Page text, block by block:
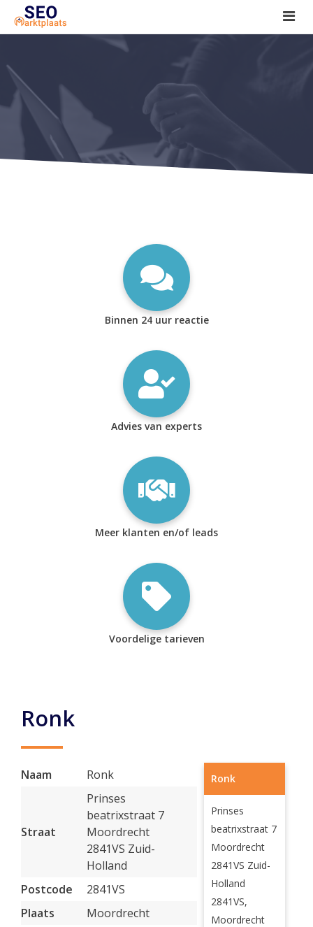
SEO tools reviews
Marketeer bij jou in de buurt?
Offerte
1. Seo voor beginners +
2. Onderzoeken +
Binnen 24 uur reactie
Advies van experts
Meer klanten en/of leads
Voordelige tarieven
Ronk
Naam Ronk
Straat
Prinses
beatrixstraat 7
Moordrecht
2841VS Zuid-
Holland
Postcode
2841VS
Plaats
Moordrecht
Ronk
Prinses
beatrixstraat 7
Moordrecht
2841VS Zuid-
Holland
2841VS,
Moordrecht